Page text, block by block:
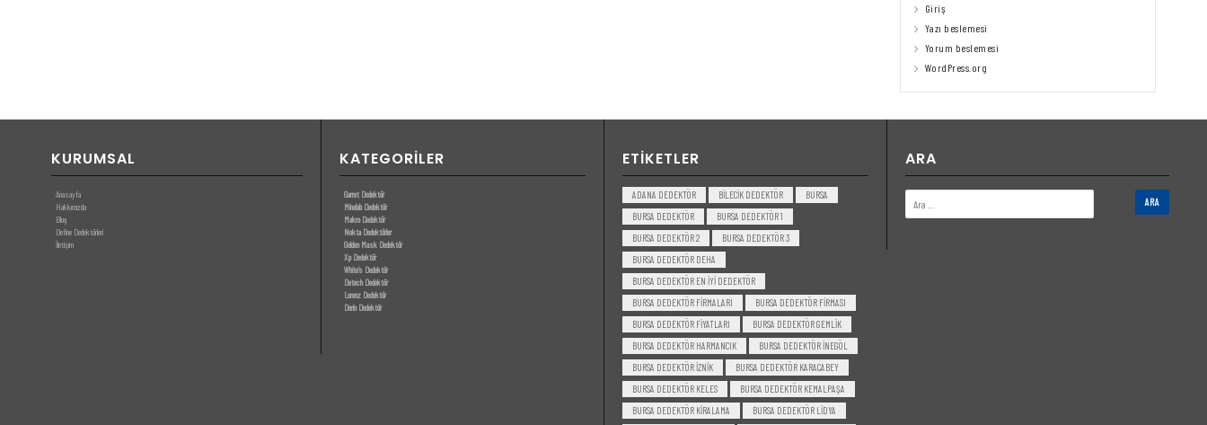
Giriş
Yazı beslemesi
Yorum beslemesi
WordPress.org
KURUMSAL
Anasayfa
Hakkımızda
Blog
Define Dedektörleri
İletişim
KATEGORILER
Garret Dedektör
Minelab Dedektör
Makro Dedektör
Nokta Dedektörler
Golden Mask Dedektör
Xp Dedektör
White’s Dedektör
Detech Dedektör
Lorenz Dedektör
Derin Dedektör
ETIKETLER
ADANA DEDEKTÖR BILECIK DEDEKTÖR
BURSA
BURSA DEDEKTÖR
BURSA DEDEKTÖR 1
BURSA DEDEKTÖR 2
BURSA DEDEKTÖR 3
BURSA DEDEKTÖR DEHA
BURSA DEDEKTÖR EN IYI DEDEKTÖR
BURSA DEDEKTÖR FIRMALARI
BURSA DEDEKTÖR FIRMASI
BURSA DEDEKTÖR FIYATLARI
BURSA DEDEKTÖR GEMLIK
BURSA DEDEKTÖR HARMANCIK
BURSA DEDEKTÖR INEGÖL
BURSA DEDEKTÖR IZNIK
BURSA DEDEKTÖR KARACABEY
BURSA DEDEKTÖR KELES
BURSA DEDEKTÖR KEMALPAŞA
BURSA DEDEKTÖR KIRALAMA
BURSA DEDEKTÖR LIDYA
ARA